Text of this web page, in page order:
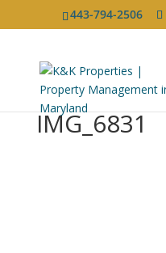
443-794-2506
IMG_6831